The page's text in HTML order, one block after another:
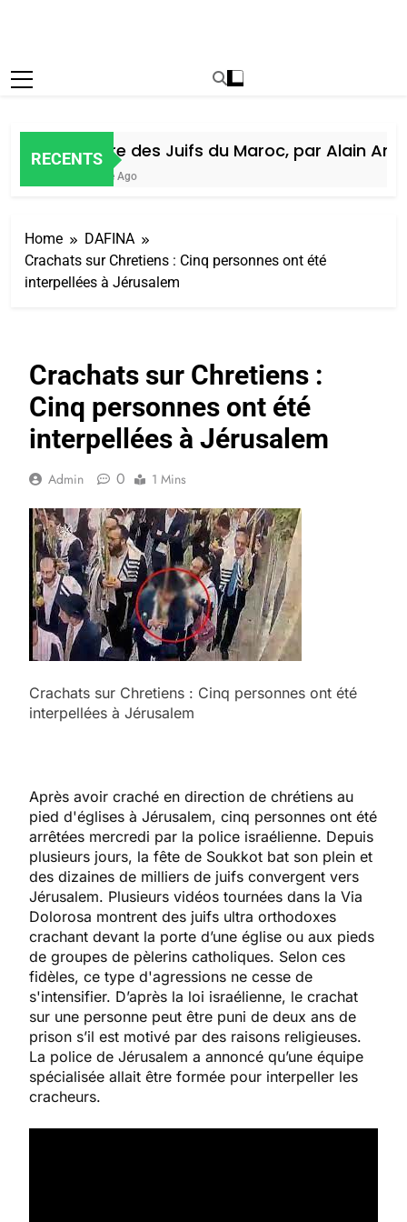
RECENTS
Histoire des Juifs du Maroc, par Alain Amiel
1 Semaine Ago
Home
DAFINA
Crachats sur Chretiens : Cinq personnes ont été
interpellées à Jérusalem
Crachats sur Chretiens :
Cinq personnes ont été
interpellées à Jérusalem
Admin 0 1 Mins
Crachats sur Chretiens : Cinq personnes ont été
interpellées à Jérusalem
Après avoir craché en direction de chrétiens au
pied d'églises à Jérusalem, cinq personnes ont été
arrêtées mercredi par la police israélienne. Depuis
plusieurs jours, la fête de Soukkot bat son plein et
des dizaines de milliers de juifs convergent vers
Jérusalem. Plusieurs vidéos tournées dans la Via
Dolorosa montrent des juifs ultra orthodoxes
crachant devant la porte d’une église ou aux pieds
de groupes de pèlerins catholiques. Selon ces
fidèles, ce type d'agressions ne cesse de
s'intensifier. D’après la loi israélienne, le crachat
sur une personne peut être puni de deux ans de
prison s’il est motivé par des raisons religieuses.
La police de Jérusalem a annoncé qu’une équipe
spécialisée allait être formée pour interpeller les
cracheurs.